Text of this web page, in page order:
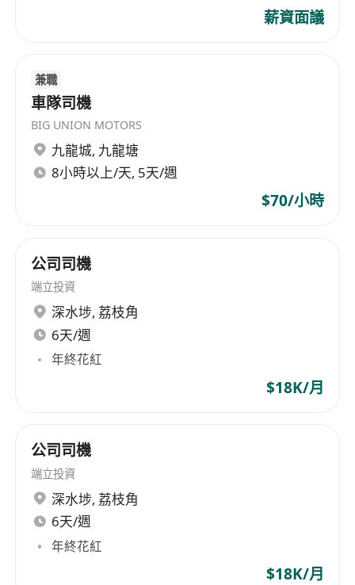
薪資面議
兼職
車隊司機
BIG UNION MOTORS
九龍城, 九龍塘
8小時以上/天, 5天/週
$70/小時
公司司機
端立投資
深水埗, 荔枝角
6天/週
年終花紅
$18K/月
公司司機
端立投資
深水埗, 荔枝角
6天/週
年終花紅
$18K/月